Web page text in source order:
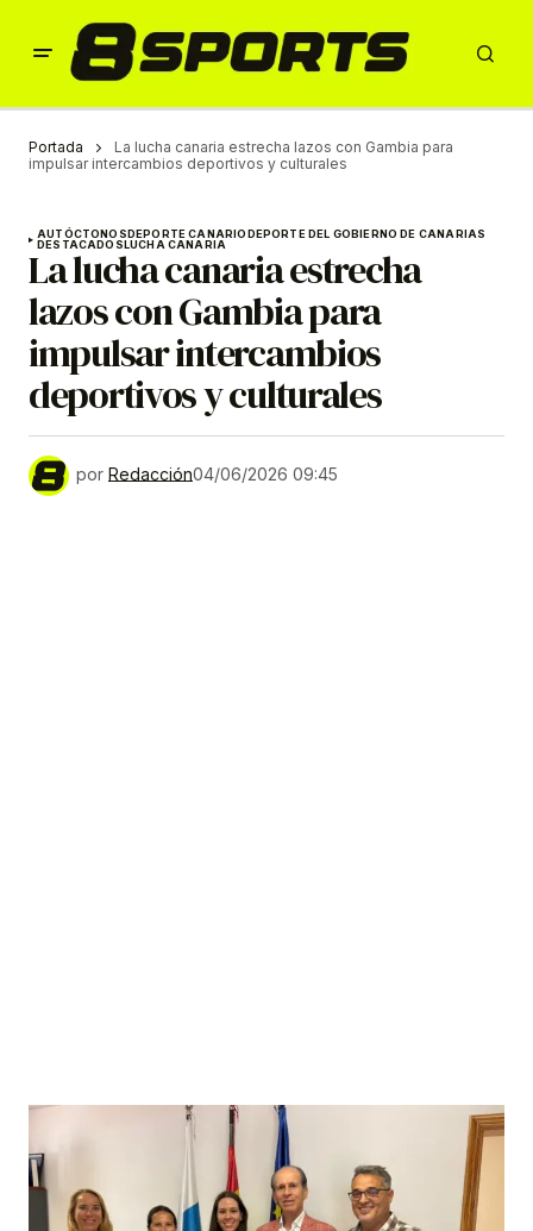
Portada
La lucha canaria estrecha lazos con Gambia para
impulsar intercambios deportivos y culturales
AUTÓCTONOSDEPORTE CANARIODEPORTE DEL GOBIERNO DE CANARIAS
DESTACADOSLUCHA CANARIA
La lucha canaria estrecha
lazos con Gambia para
impulsar intercambios
deportivos y culturales
por Redacción04/06/2026 09:45